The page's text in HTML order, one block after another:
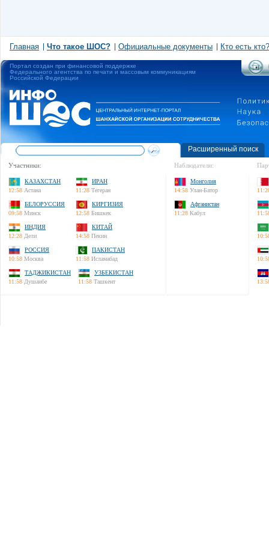
Главная Что такое ШОС? Официальные документы Кто есть кто?
Портал создан при финансовой поддержке
Федерального агентства по печати и массовым коммуникациям
Российской Федерации
Расширенный поиск
Участники:
КАЗАХСТАН
12:58 Астана
ИРАН
11:28 Тегеран
БЕЛОРУССИЯ
09:58 Минск
КИРГИЗИЯ
12:58 Бишкек
ИНДИЯ
12:28 Дели
КИТАЙ
14:58 Пекин
РОССИЯ
10:58 Москва
ПАКИСТАН
11:58 Исламабад
ТАДЖИКИСТАН
11:58 Душанбе
УЗБЕКИСТАН
11:58 Ташкент
Наблюдатели:
Монголия
14:58 Улан-Батор
Афганистан
11:28 Кабул